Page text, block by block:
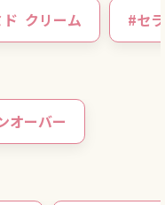
クリーム #セ
オーバー